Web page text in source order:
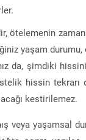
ötelemenin zaman
yaşam
da, şimdiki
hissin
kestirilemez.
veya yaşamsal